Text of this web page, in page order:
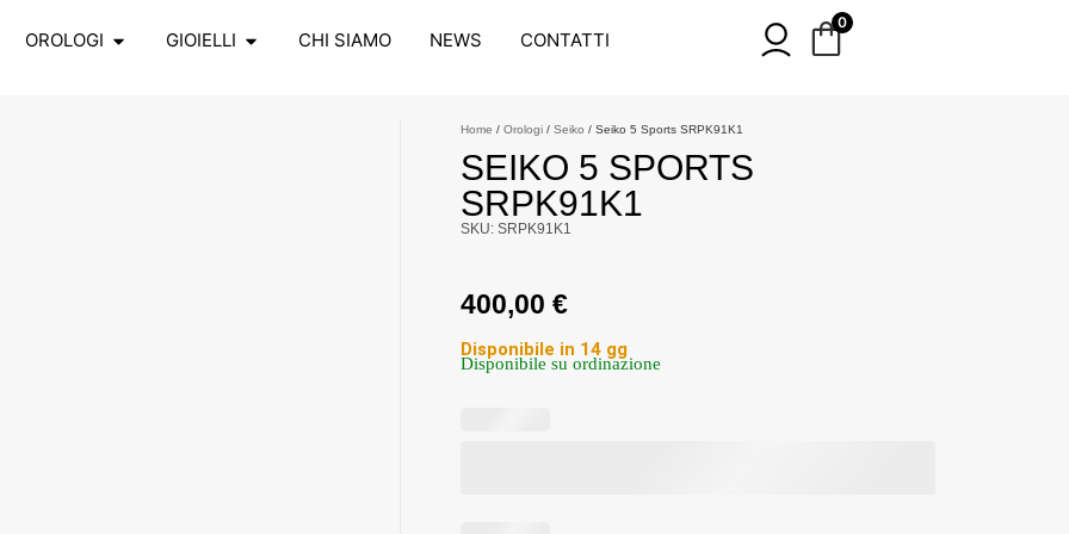
OROLOGI GIOIELLI CHI SIAMO NEWS CONTATTI
0
Home / Orologi / Seiko / Seiko 5 Sports SRPK91K1
SEIKO 5 SPORTS
SRPK91K1
SKU: SRPK91K1
400,00 €
Disponibile in 14 gg
Disponibile su ordinazione